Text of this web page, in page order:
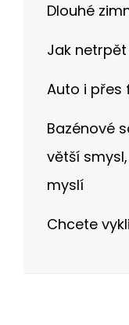
Dlouhé
Jak
Auto i přes
Bazénové
větší
myslí
Chcete